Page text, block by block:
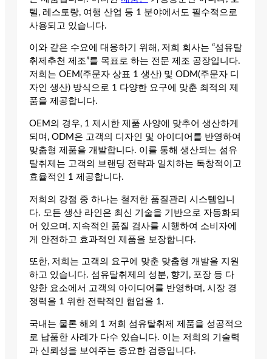
텔, 레스토랑, 여행 산업 등 1 분야에서도 필수적으로
사용되고 있습니다.
이와 같은 수요에 대응하기 위해, 저희 회사는 “섬유탈
취제추천 제조”를 목표로 하는 전문 제조 공장입니다.
저희는 OEM(주문자 상표 1 생산) 및 ODM(주문자 디
자인 생산) 방식으로 1 다양한 요구에 맞춘 최적의 제
품을 제공합니다.
OEM의 경우, 1 제시한 제품 사양에 맞추어 생산하게
되며, ODM은 고객의 디자인 및 아이디어를 반영하여
맞춤형 제품을 개발합니다. 이를 통해 생산되는 섬유
탈취제는 고객의 브랜딩 전략과 일치하는 독창적이고
효율적인 1 제공합니다.
저희의 강점 중 하나는 철저한 품질관리 시스템입니
다. 모든 생산 라인은 최신 기술을 기반으로 자동화되
어 있으며, 지속적인 품질 검사를 시행하여 소비자에
게 안전하고 효과적인 제품을 보장합니다.
또한, 저희는 고객의 요구에 맞춘 맞춤형 개발을 지원
하고 있습니다. 섬유탈취제의 성분, 향기, 포장 등 다
양한 요소에서 고객의 아이디어를 반영하며, 시장 경
쟁력을 1 위한 전략적인 협업을 1.
국내는 물론 해외 1 저희 섬유탈취제 제품을 성공적으
로 납품한 사례가 다수 있습니다. 이는 저희의 기술력
과 신뢰성을 보여주는 중요한 검증입니다.